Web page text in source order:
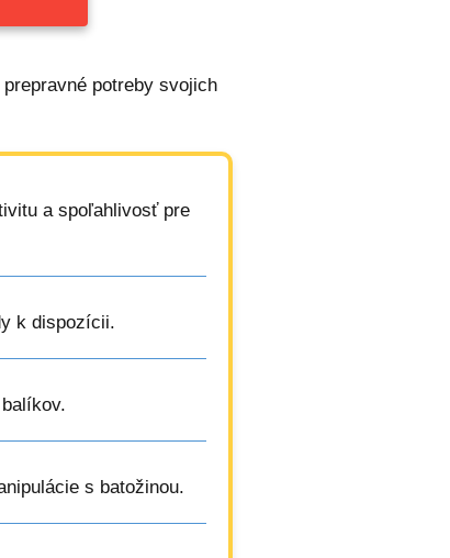
potreby svojich
a spoľahlivosť pre
k dispozícii.
s batožinou.